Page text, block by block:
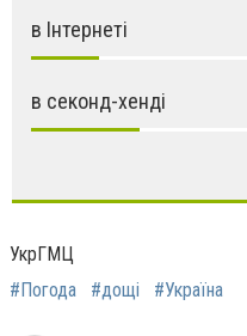
в Інтернеті
в секонд-хенді
УкрГМЦ
#Погода
#дощі #Україна